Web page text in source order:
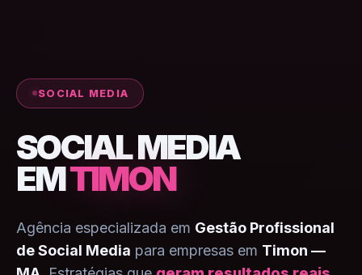
SOCIAL MEDIA
SOCIAL MEDIA
EMTIMON
Agência especializada em Gestão Profissional
de Social Media para empresas em Timon —